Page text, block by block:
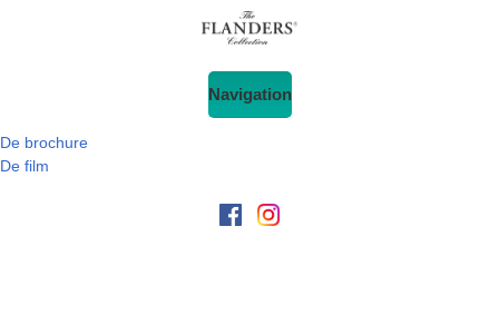
Navigation
De brochure
De film